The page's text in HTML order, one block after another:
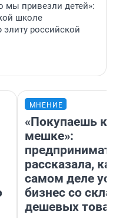
мы привезли детей»:
школе
российской
МНЕНИЕ
«Покупаешь
мешке»:
рассказала,
самом деле
бизнес со
дешевых